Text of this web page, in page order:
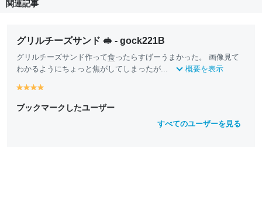
関連記事
グリルチーズサンド 🥪 - gock221B
グリルチーズサンド作って食 ったらすげーうまかった。 画像見て
わかるようにちょっと焦がしてしまったが...
概要を表示
y
ll
y
ll
y
ll ll
ブックマークしたユーザー
すべてのユーザーを見る